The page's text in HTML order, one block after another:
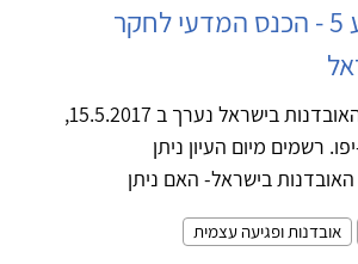
להבין כדי למנוע 5 - הכנס המדעי לחקר
הכנס המדעי לחקר האובדנות בישראל נערך ב 15.5.2017,
רשמים מיום העיון ניתן
בישראל- האם ניתן
אובדנות ופגיעה עצמית